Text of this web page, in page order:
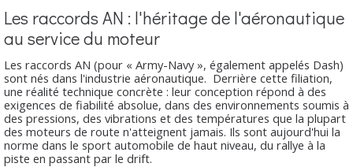
Les raccords AN : l'héritage de l'aéronautique
au service du moteur
Les raccords AN (pour « Army-Navy », également appelés Dash)
sont nés dans l'industrie aéronautique. Derrière cette filiation,
une réalité technique concrète : leur conception répond à des
exigences de fiabilité absolue, dans des environnements soumis à
des pressions, des vibrations et des températures que la plupart
des moteurs de route n'atteignent jamais. Ils sont aujourd'hui la
norme dans le sport automobile de haut niveau, du rallye à la
piste en passant par le drift.